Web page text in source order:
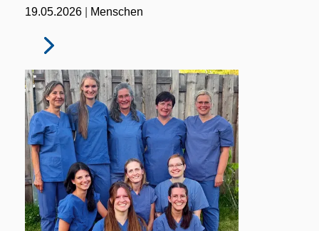
19.05.2026 | Menschen